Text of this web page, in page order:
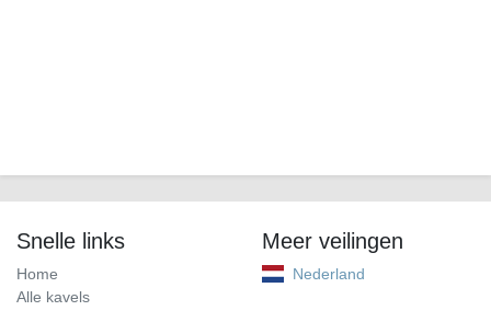
Snelle links
Home
Alle kavels
Meer veilingen
Nederland